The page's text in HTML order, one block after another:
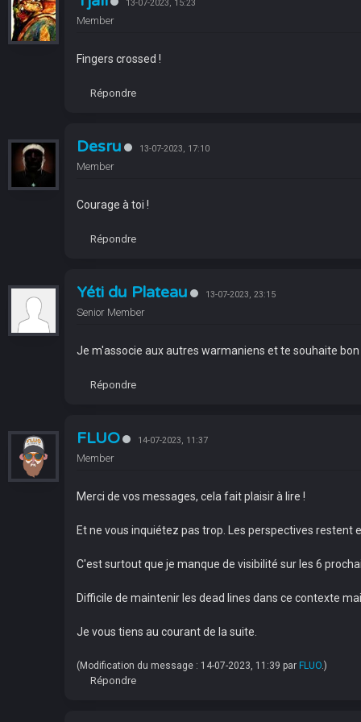
13-07-2023, 15:23
Member
Fingers crossed !
Répondre
Desru 13-07-2023, 17:10
Member
Courage à toi !
Répondre
Yéti du Plateau 13-07-2023, 23:15
Senior Member
Je m'associe aux autres warmaniens et te souhaite bon
Répondre
FLUO 14-07-2023, 11:37
Member
Merci de vos messages, cela fait plaisir à lire !
Et ne vous inquiétez pas trop. Les perspectives
C'est surtout que je manque de visibilité sur les 6
Difficile de maintenir les dead lines dans ce contexte
Je vous tiens au courant de la suite.
(Modification du message : 14-07-2023, 11:39 par FLUO .)
Répondre